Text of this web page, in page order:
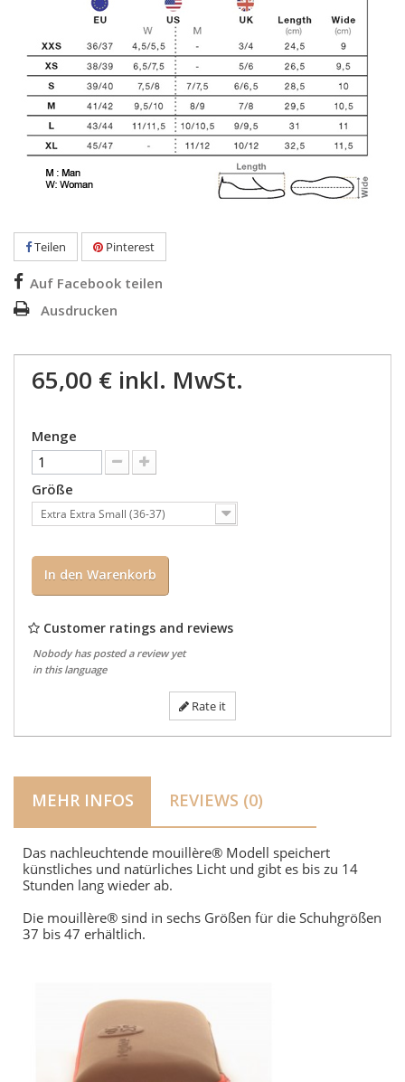
Teilen Pinterest
Auf Facebook teilen
Ausdrucken
65,00 € inkl. MwSt.
Menge
Größe
Extra Extra Small (36-37)
In den Warenkorb
Customer ratings and reviews
Nobody has posted a review yet
in this language
Rate it
MEHR INFOS REVIEWS (0)
Das nachleuchtende mouillère® Modell speichert
künstliches und natürliches Licht und gibt es bis zu 14
Stunden lang wieder ab.
Die mouillère® sind in sechs Größen für die Schuhgrößen
37 bis 47 erhältlich.